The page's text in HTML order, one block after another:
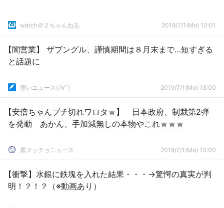
watch＠２ちゃんねる 2019/7/1(Mo) 13:01
【闇営業】 ザブングル、謹慎期間は８月末まで…短すぎる
と話題に
痛いニュース(ﾉ∀`) 2019/7/1(Mo) 13:00
【安倍ちゃんブチ切れワロタｗ】 日本政府、制裁第2弾
を発動 あかん、手加減無しの本物やこれｗｗｗ
黒マッチョニュース 2019/7/1(Mo) 13:00
【衝撃】水銀に鉄塊を入れた結果・・・→驚愕の真実が判
明！？！？（※動画あり）